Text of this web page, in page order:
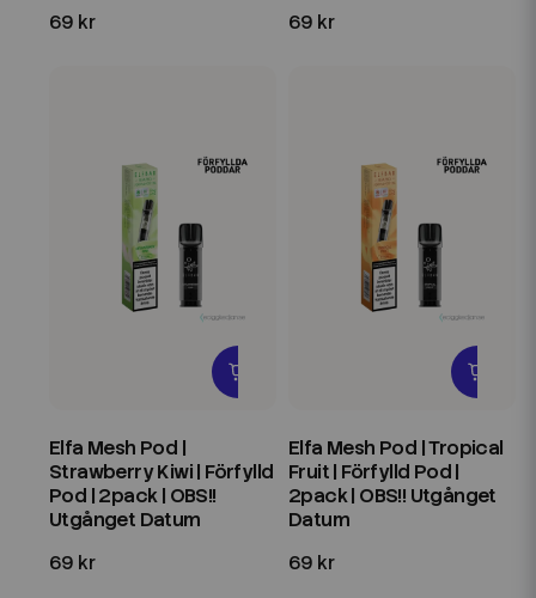
69 kr
69 kr
Elfa Mesh Pod |
Strawberry Kiwi | Förfylld
Pod | 2pack | OBS!!
Utgånget Datum
69 kr
Elfa Mesh Pod | Tropical
Fruit | Förfylld Pod |
2pack | OBS!! Utgånget
Datum
69 kr